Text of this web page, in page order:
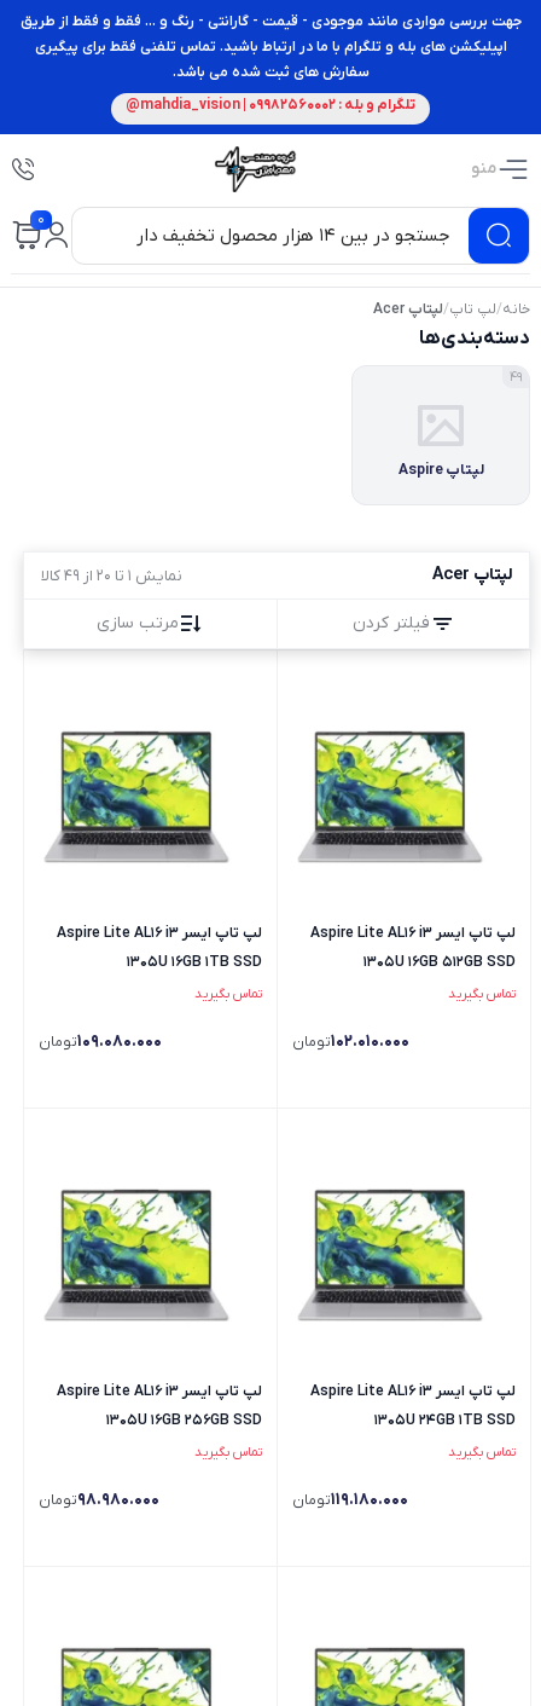
جهت بررسی مواردی مانند موجودی - قیمت - گارانتی - رنگ و ... فقط و فقط از طریق
اپیلیکشن های بله و تلگرام با ما در ارتباط باشید. تماس تلفنی فقط برای پیگیری
سفارش های ثبت شده می باشد.
تلگرام و بله : 09982560002 | mahdia_vision@
منو
0
خانه/لپ تاپ/لپتاپ Acer
دسته‌بندی‌ها
49
لپتاپ Aspire
لپتاپ Acer نمایش 1 تا 20 از 49 کالا
فیلتر کردن مرتب سازی
لپ تاپ ایسر Aspire Lite AL16 i3
1305U 16GB 512GB SSD
تماس بگیرید
102.010.000تومان
لپ تاپ ایسر Aspire Lite AL16 i3
1305U 16GB 1TB SSD
تماس بگیرید
109.080.000تومان
لپ تاپ ایسر Aspire Lite AL16 i3
1305U 24GB 1TB SSD
تماس بگیرید
119.180.000تومان
لپ تاپ ایسر Aspire Lite AL16 i3
1305U 16GB 256GB SSD
تماس بگیرید
98.980.000تومان